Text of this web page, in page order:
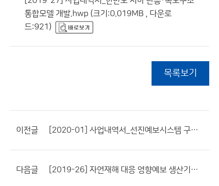
통합모델 개발.hwp (크기:0.019MB , 다운로
드:921)
목록보기
이전글 [2020-01] 사업내역서_선진예보시스템 구축 및 운영
다음글 [2019-26] 자연재해 대응 영향예보 생산기술 개발 사업내역서